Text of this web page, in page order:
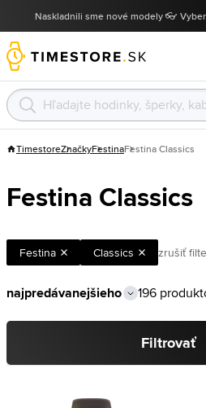
Naskladnili sme nové modely 👓
TimestoreZnačkyFestinaFestina Classics
Festina Classics
Festina Classics zrušiť
196
Filtrovať